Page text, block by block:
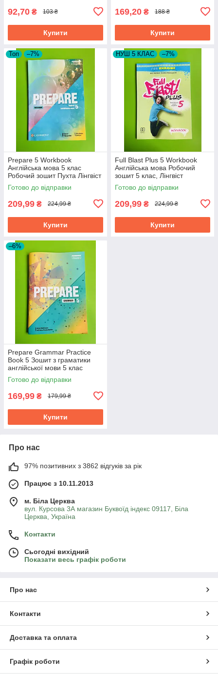
92,70 ₴ 103 ₴
Купити
169,20 ₴ 188 ₴
Купити
Топ –7%
Prepare 5 Workbook
Англійська мова 5 клас
Робочий зошит Пухта Лінгвіст
Готово до відправки
209,99 ₴ 224,99 ₴
Купити
НУШ 5 КЛАС –7%
Full Blast Plus 5 Workbook
Англійська мова Робочий
зошит 5 клас, Лінгвіст
Готово до відправки
209,99 ₴ 224,99 ₴
Купити
–6%
Prepare Grammar Practice
Book 5 Зошит з граматики
англійської мови 5 клас
Robinson Лінгвіст
Готово до відправки
169,99 ₴ 179,99 ₴
Купити
Про нас
97% позитивних з 3862 відгуків за рік
Працює з 10.11.2013
м. Біла Церква
вул. Курсова 3А магазин Буквоїд індекс 09117, Біла
Церква, Україна
Контакти
Сьогодні вихідний
Показати весь графік роботи
Про нас
Контакти
Доставка та оплата
Графік роботи